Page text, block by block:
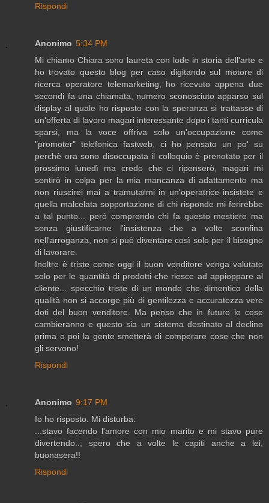
Rispondi
Anonimo 5:34 PM
Mi chiamo Chiara sono laureta con lode in storia dell'arte e
ho trovato questo blog per caso digitando sul motore di
ricerca operatore telemarketing, ho ricevuto appena due
secondi fa una chiamata, numero sconosciuto apparso sul
display al quale ho risposto con la speranza si trattasse di
un'offerta di lavoro magari interessante dopo i tanti curricula
sparsi, ma la voce offriva solo un'occupazione come
"promoter" telefonica fastweb, ci ho pensato un po' su
perchè ora sono disoccupata il colloquio è prenotato per il
prossimo lunedì ma credo che ci ripenserò, magari mi
sentirò in colpa per la mia mancanza di adattamento ma
non riuscirei mai a tramutarmi in un'operatrice insistete e
quella malcelata sopportazione di chi risponde mi ferirebbe
a tal punto... però comprendo chi fa questo mestiere ma
senza giustificarne l'insistenza che a volte sconfina
nell'arroganza, non si può diventare così solo per il bisogno
di lavorare.
Inoltre è triste come oggi il buon venditore venga valutato
solo per le quantità di prodotti che riesce ad appioppare al
cliente... specchio triste di un mondo che dimentico della
qualità non si accorge più di gentilezza e accuratezza vere
doti del buon venditore. Ma penso che in futuro le cose
cambieranno e questo sia un sistema destinato al declino
prima o poi la gente smetterà di comperare cose che non
gli servono!
Rispondi
Anonimo 9:17 PM
Io ho risposto. Mi disturba:
...stavo facendo l'amore con mio marito e mi stavo pure
divertendo..; spero che a volte le capiti anche a lei,
buonasera!!
Rispondi